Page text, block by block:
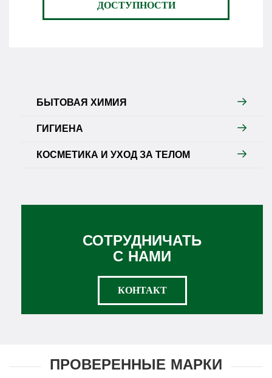
ДОСТУПНОСТИ
БЫТОВАЯ ХИМИЯ
ГИГИЕНА
КОСМЕТИКА И УХОД ЗА ТЕЛОМ
СОТРУДНИЧАТЬ
С НАМИ
КОНТАКТ
ПРОВЕРЕННЫЕ МАРКИ